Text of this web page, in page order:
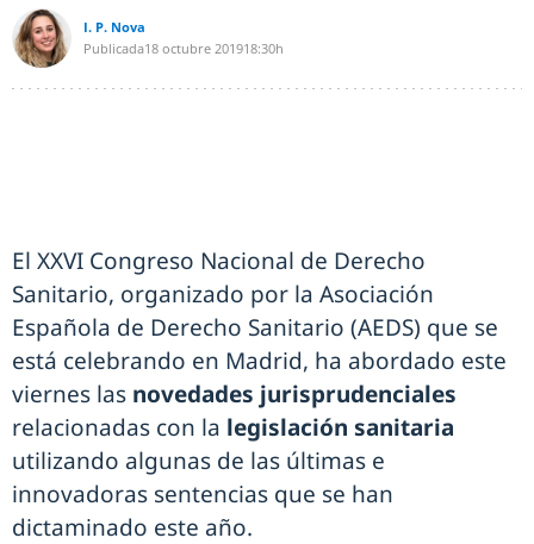
I. P. Nova
Publicada18 octubre 201918:30h
El XXVI Congreso Nacional de Derecho
Sanitario, organizado por la Asociación
Española de Derecho Sanitario (AEDS) que se
está celebrando en Madrid, ha abordado este
viernes las novedades jurisprudenciales
relacionadas con la legislación sanitaria
utilizando algunas de las últimas e
innovadoras sentencias que se han
dictaminado este año.